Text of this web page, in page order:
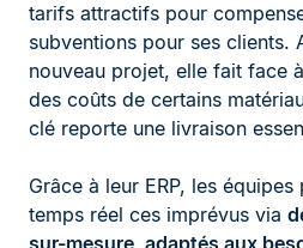
tarifs attractifs pour
subventions pour ses clients.
nouveau projet, elle fait face
des coûts de certains
clé reporte une livraison
Grâce à leur ERP, les
temps réel ces imprévus via